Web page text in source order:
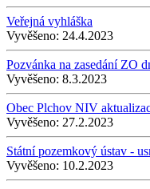
Veřejná vyhláška
Vyvěšeno: 24.4.2023
Pozvánka na zasedání ZO
Vyvěšeno: 8.3.2023
Obec Plchov NIV
Vyvěšeno: 27.2.2023
Státní pozemkový ústav -
Vyvěšeno: 10.2.2023